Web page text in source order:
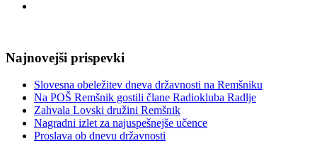
Najnovejši prispevki
Slovesna obeležitev dneva državnosti na Remšniku
Na POŠ Remšnik gostili člane Radiokluba Radlje
Zahvala Lovski družini Remšnik
Nagradni izlet za najuspešnejše učence
Proslava ob dnevu državnosti